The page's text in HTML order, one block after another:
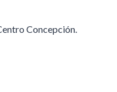
Concepción.